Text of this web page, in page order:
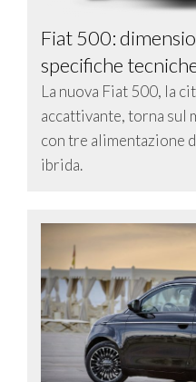
Fiat 500:
specifiche
La nuova Fiat 500, la
accattivante, torna sul
con tre alimentazione
ibrida.